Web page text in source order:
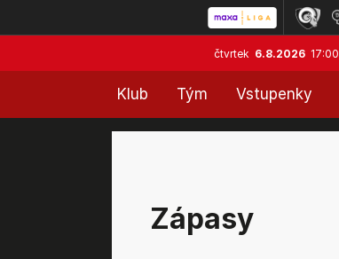
čtvrtek 6.8.2026 17:00
Klub Tým Vstupenky
Zápasy